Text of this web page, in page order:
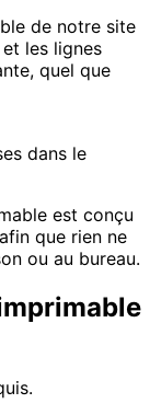
de notre site
les lignes
quel que
dans le
est conçu
que rien ne
ou au bureau.